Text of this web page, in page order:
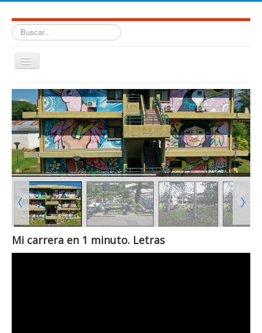
Buscar...
Cambiar
navegación
≡
Mi carrera en 1 minuto. Letras